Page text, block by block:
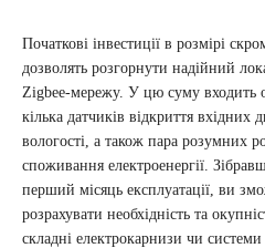
Початкові інвестиції в розмірі
дозволять розгорнути надійний
Zigbee-мережу. У цю суму входить
кілька датчиків відкриття вхідних
вологості, а також пара розумних
споживання електроенергії.
перший місяць експлуатації, ви
розрахувати необхідність та
складні електрокарнизи чи системи